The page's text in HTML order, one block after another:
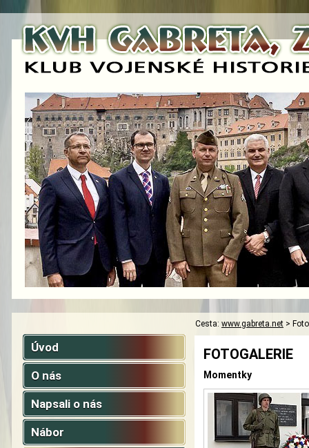
Cesta: www.gabreta.net >
Úvod
O nás
Napsali o nás
Nábor
FOTOGALERIE
Momentky